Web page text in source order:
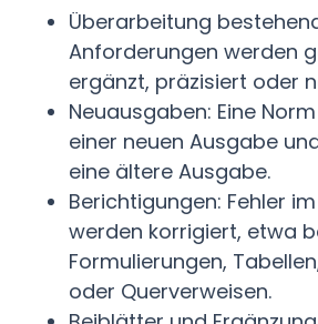
Überarbeitung
Anforderungen werden
ergänzt, präzisiert oder
Neuausgaben: Eine
einer neuen Ausgabe
eine ältere Ausgabe.
Berichtigungen: Fehler
werden korrigiert, etwa
Formulierungen,
oder Querverweisen.